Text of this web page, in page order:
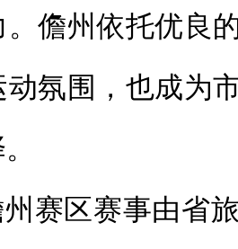
儋州依托优良
氛围，也成为
区赛事由省旅